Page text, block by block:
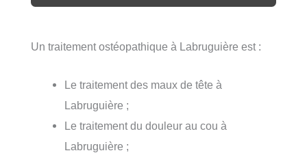
Un traitement ostéopathique à Labruguière est :
Le traitement des maux de tête à
Labruguière ;
Le traitement du douleur au cou à
Labruguière ;